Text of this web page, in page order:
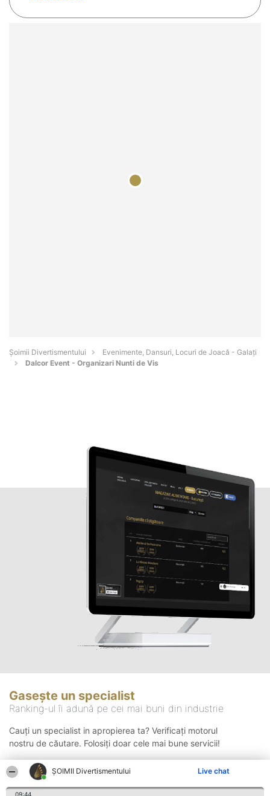
ŞOIMII Divertismentului Live chat
09:44
Şoimii Divertismentului
Evenimente, Dansuri, Locuri de Joacă - Galaţi
Dalcor Event - Organizari Nunti de Vis
Gasește un specialist
Ranking-ul îi adună pe cei mai buni din industrie
Cauți un specialist in apropierea ta? Verificați motorul
nostru de căutare. Folosiți doar cele mai bune servicii!